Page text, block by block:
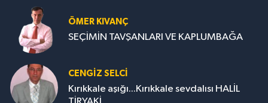
ÖMER KIVANÇ
SEÇİMİN TAVŞANLARI VE KAPLUMBAĞA
CENGİZ SELCİ
Kırıkkale aşığı...Kırıkkale sevdalısı HALİL